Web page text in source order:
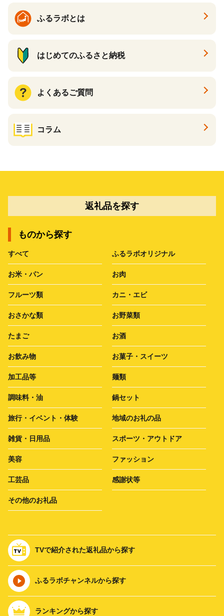
ふるラボとは
はじめてのふるさと納税
よくあるご質問
コラム
返礼品を探す
ものから探す
すべて ふるラボオリジナル
お米・パン お肉
フルーツ類 カニ・エビ
おさかな類 お野菜類
たまご お酒
お飲み物 お菓子・スイーツ
加工品等 麺類
調味料・油 鍋セット
旅行・イベント・体験 地域のお礼の品
雑貨・日用品 スポーツ・アウトドア
美容 ファッション
工芸品 感謝状等
その他のお礼品
TVで紹介された返礼品から探す
ふるラボチャンネルから探す
ランキングから探す